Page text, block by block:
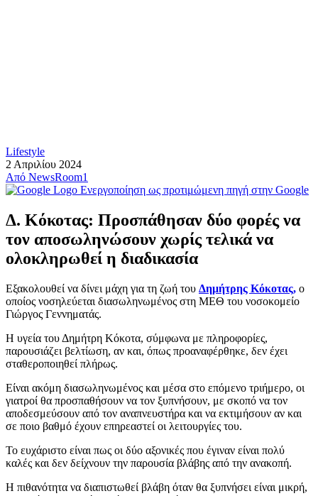
Lifestyle
2 Απριλίου 2024
Από NewsRoom1
Ενεργοποίηση ως προτιμώμενη πηγή στην Google
Δ. Κόκοτας: Προσπάθησαν δύο φορές να
τον αποσωληνώσουν χωρίς τελικά να
ολοκληρωθεί η διαδικασία
Εξακολουθεί να δίνει μάχη για τη ζωή του Δημήτρης Κόκοτας, ο
οποίος νοσηλεύεται διασωληνωμένος στη ΜΕΘ του νοσοκομείο
Γιώργος Γεννηματάς.
Η υγεία του Δημήτρη Κόκοτα, σύμφωνα με πληροφορίες,
παρουσιάζει βελτίωση, αν και, όπως προαναφέρθηκε, δεν έχει
σταθεροποιηθεί πλήρως.
Είναι ακόμη διασωληνωμένος και μέσα στο επόμενο τριήμερο, οι
γιατροί θα προσπαθήσουν να τον ξυπνήσουν, με σκοπό να τον
αποδεσμεύσουν από τον αναπνευστήρα και να εκτιμήσουν αν και
σε ποιο βαθμό έχουν επηρεαστεί οι λειτουργίες του.
Το ευχάριστο είναι πως οι δύο αξονικές που έγιναν είναι πολύ
καλές και δεν δείχνουν την παρουσία βλάβης από την ανακοπή.
Η πιθανότητα να διαπιστωθεί βλάβη όταν θα ξυπνήσει είναι μικρή,